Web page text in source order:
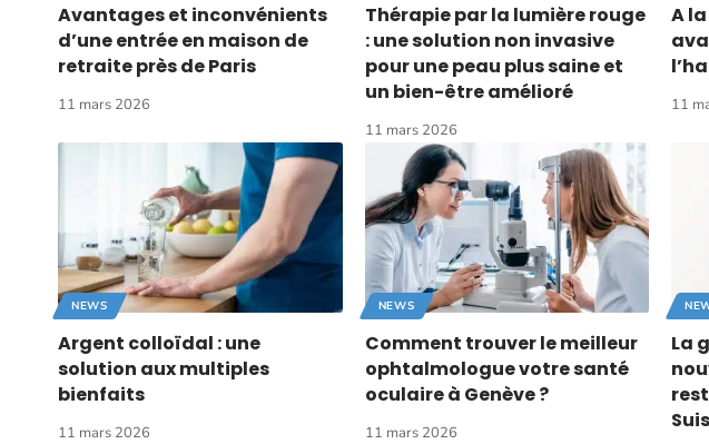
Avantages et inconvénients
d’une entrée en maison de
retraite près de Paris
11 mars 2026
Thérapie par la lumière rouge
: une solution non invasive
pour une peau plus saine et
un bien-être amélioré
11 mars 2026
A
11
NEWS
Argent colloïdal : une
solution aux multiples
bienfaits
11 mars 2026
NEWS
Comment trouver le meilleur
ophtalmologue votre santé
oculaire à Genève ?
11 mars 2026
La